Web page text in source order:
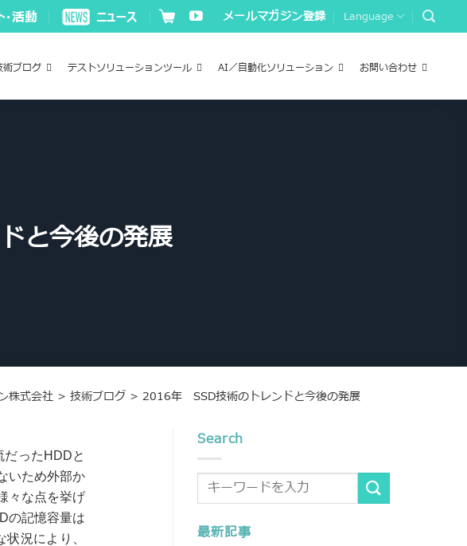
メールマガジン登録 Language
術ブログ テストソリューションツール AI／自動化ソリューション お問い合わせ
と今後の発展
株式会社> 技術ブログ> 2016年 SSD技術のトレンドと今後の発展
ったHDDと
いため外部か
々な点を挙げ
の記憶容量は
況により、
Search
最新記事